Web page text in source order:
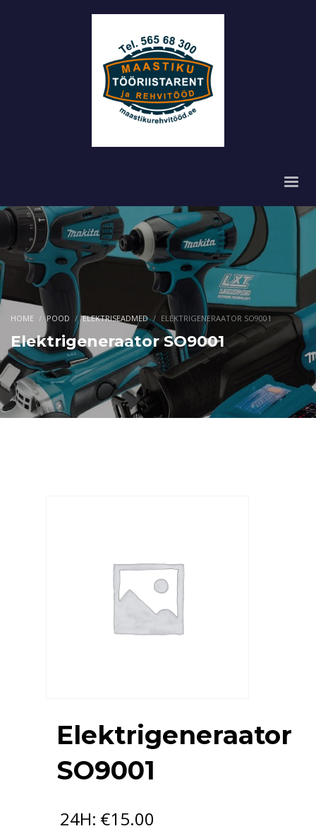
HOME POOD ELEKTRISEADMED ELEKTRIGENERAATOR SO9001
Elektrigeneraator SO9001
Elektrigeneraator
SO9001
€15.00